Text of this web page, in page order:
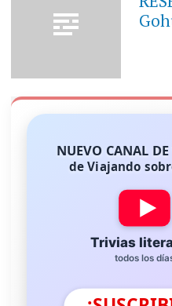
NUEVO CANAL
de Viajando
Trivias
todos los